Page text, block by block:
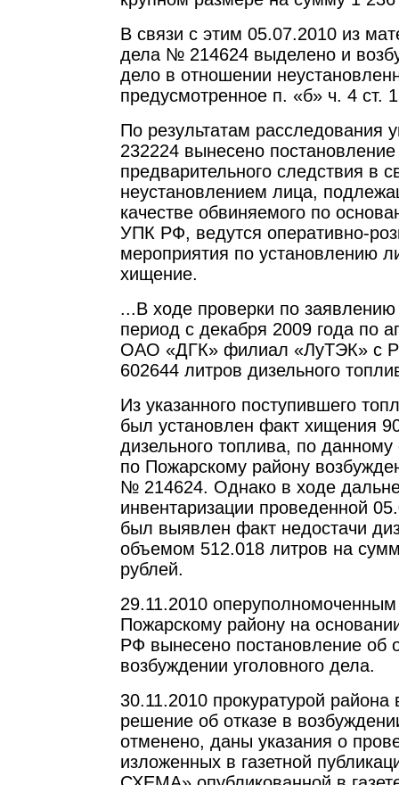
В связи с этим 05.07.2010 из
дела № 214624 выделено и
дело в отношении
предусмотренное п. «б» ч. 4 ст.
По результатам расследования
232224 вынесено
предварительного следствия в
неустановлением лица,
качестве обвиняемого по
УПК РФ, ведутся оперативно-
мероприятия по установлению
хищение.
...В ходе проверки по заявлению
период с декабря 2009 года по
ОАО «ДГК» филиал «ЛуТЭК» с
602644 литров дизельного
Из указанного поступившего
был установлен факт хищения
дизельного топлива, по
по Пожарскому району
№ 214624. Однако в ходе
инвентаризации проведенной
был выявлен факт недостачи
объемом 512.018 литров на
рублей.
29.11.2010
Пожарскому району на
РФ вынесено постановление об
возбуждении уголовного дела.
30.11.2010 прокуратурой района
решение об отказе в
отменено, даны указания о
изложенных в газетной